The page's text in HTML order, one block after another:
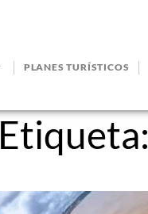
PLANES TURÍSTICOS
Etiqueta: